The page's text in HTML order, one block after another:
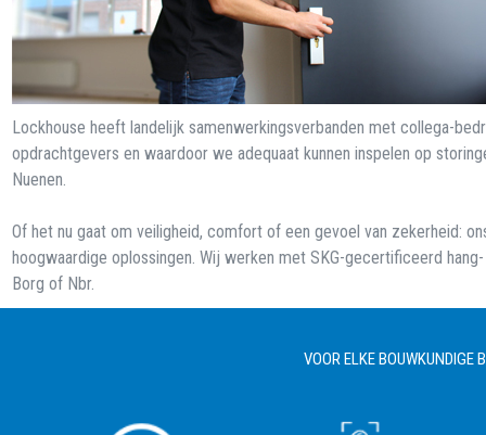
Lockhouse heeft landelijk samenwerkingsverbanden met collega-
opdrachtgevers en waardoor we adequaat kunnen inspelen op
Nuenen.
Of het nu gaat om veiligheid, comfort of een gevoel van zekerheid:
hoogwaardige oplossingen. Wij werken met SKG-gecertificeerd
Borg of Nbr.
VOOR ELKE BOUWKUNDIGE